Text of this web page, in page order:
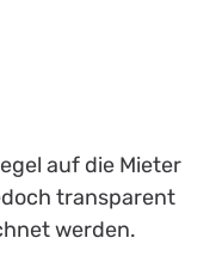
auf die Mieter
transparent
werden.